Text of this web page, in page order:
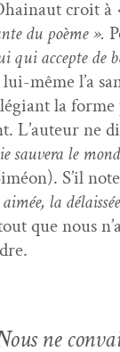
croit à
du poème ».
qui accepte de
même l’a
la forme
L’auteur ne
sauvera le
S’il
la délais­sée
que nous
ne